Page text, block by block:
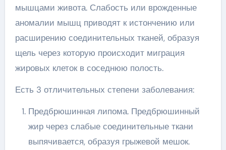
мышцами живота. Слабость или врожденные
аномалии мышц приводят к истончению или
расширению соединительных тканей, образуя
щель через которую происходит миграция
жировых клеток в соседнюю полость.
Есть 3 отличительных степени заболевания:
Предбрюшинная липома. Предбрюшинный
жир через слабые соединительные ткани
выпячивается, образуя грыжевой мешок.